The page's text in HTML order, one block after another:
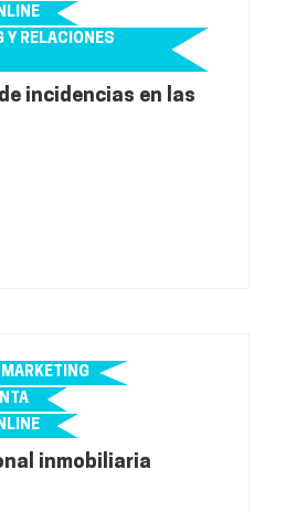
Y RELACIONES
incidencias en las
inmobiliaria